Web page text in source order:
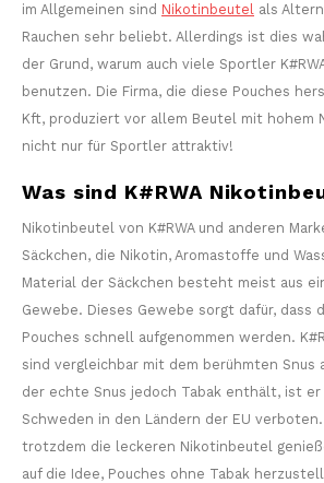
im Allgemeinen sind Nikotinbeutel als
Rauchen sehr beliebt. Allerdings ist dies
der Grund, warum auch viele Sportler
benutzen. Die Firma, die diese Pouches
Kft, produziert vor allem Beutel mit hohem
nicht nur für Sportler attraktiv!
Was sind K#RWA
Nikotinbeutel von K#RWA und anderen
Säckchen, die Nikotin, Aromastoffe und
Material der Säckchen besteht meist aus
Gewebe. Dieses Gewebe sorgt dafür,
Pouches schnell aufgenommen werden.
sind vergleichbar mit dem berühmten Snus
der echte Snus jedoch Tabak enthält, ist er
Schweden in den Ländern der EU
trotzdem die leckeren Nikotinbeutel
auf die Idee, Pouches ohne Tabak